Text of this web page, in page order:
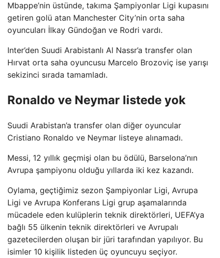
Mbappe’nin üstünde, takıma Şampiyonlar Ligi kupasını
getiren golü atan Manchester City’nin orta saha
oyuncuları İlkay Gündoğan ve Rodri vardı.
Inter’den Suudi Arabistanlı Al Nassr’a transfer olan
Hırvat orta saha oyuncusu Marcelo Brozoviç ise yarışı
sekizinci sırada tamamladı.
Ronaldo ve Neymar listede yok
Suudi Arabistan’a transfer olan diğer oyuncular
Cristiano Ronaldo ve Neymar listeye alınamadı.
Messi, 12 yıllık geçmişi olan bu ödülü, Barselona’nın
Avrupa şampiyonu olduğu yıllarda iki kez kazandı.
Oylama, geçtiğimiz sezon Şampiyonlar Ligi, Avrupa
Ligi ve Avrupa Konferans Ligi grup aşamalarında
mücadele eden kulüplerin teknik direktörleri, UEFA’ya
bağlı 55 ülkenin teknik direktörleri ve Avrupalı ​​
gazetecilerden oluşan bir jüri tarafından yapılıyor. Bu
isimler 10 kişilik listeden üç oyuncuyu seçiyor.